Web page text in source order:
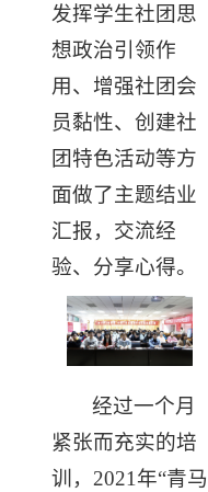
发挥学生社团思
想政治引领作
用、增强社团会
员黏性、创建社
团特色活动等方
面做了主题结业
汇报，交流经
验、分享心得。
经过一个月
紧张而充实的培
训，2021年“青马